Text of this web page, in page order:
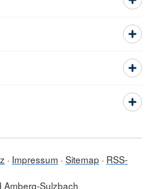
Impressum Sitemap
RSS-
Sulzbach